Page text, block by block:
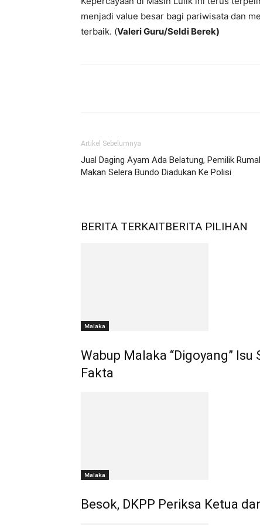
menjadi value besar bagi pariwisata dan
terbaik. (Valeri Guru/Seldi Berek)
Artikel Sebelumnya
Jual Daging Ayam Ada Belatung, Pemilik
Makan Selera Bundo Diadukan Ke Polisi
BERITA TERKAITBERITA PILIHAN
Malaka
Wabup Malaka “Digoyang”
Fakta
Malaka
Besok, DKPP Periksa Ketua